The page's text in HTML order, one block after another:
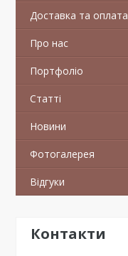
Доставка та оплата
Про нас
Портфоліо
Статті
Новини
Фотогалерея
Відгуки
Контакти